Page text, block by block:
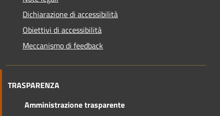
Dichiarazione di accessibilità
Obiettivi di accessibilità
Meccanismo di feedback
TRASPARENZA
Amministrazione trasparente